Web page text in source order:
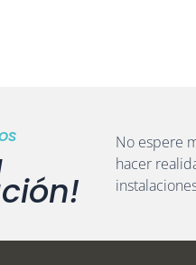
No espere
hacer